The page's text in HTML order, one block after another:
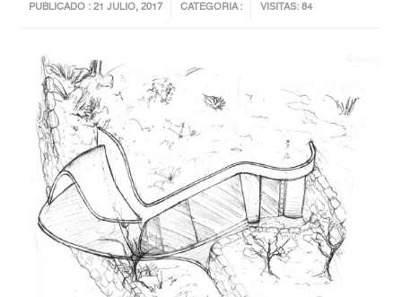
PUBLICADO : 21 JULIO, 2017 CATEGORIA : VISITAS: 84